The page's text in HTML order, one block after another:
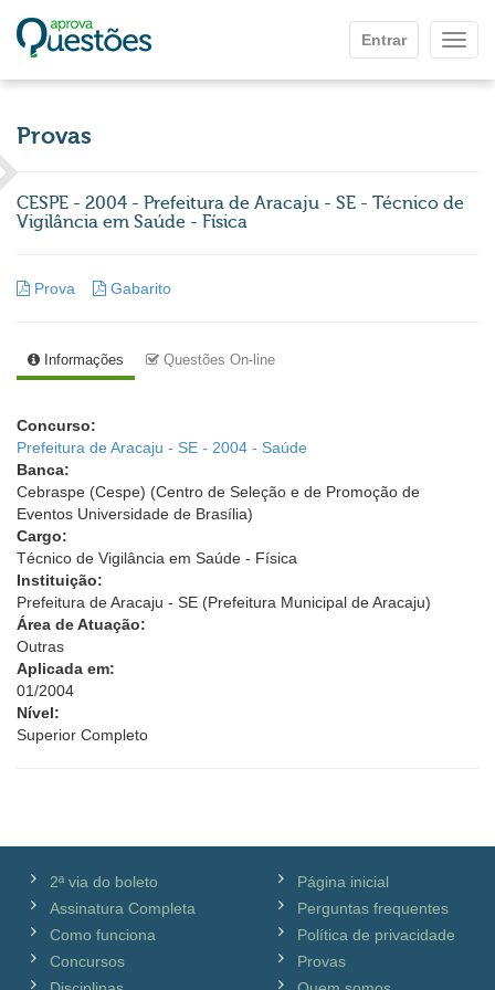
Entrar
Provas
CESPE - 2004 - Prefeitura de Aracaju - SE - Técnico de
Vigilância em Saúde - Física
Prova Gabarito
Informações Questões On-line
Concurso:
Prefeitura de Aracaju - SE - 2004 - Saúde
Banca:
Cebraspe (Cespe) (Centro de Seleção e de Promoção de
Eventos Universidade de Brasília)
Cargo:
Técnico de Vigilância em Saúde - Física
Instituição:
Prefeitura de Aracaju - SE (Prefeitura Municipal de Aracaju)
Área de Atuação:
Outras
Aplicada em:
01/2004
Nível:
Superior Completo
2ª via do boleto
Assinatura Completa
Como funciona
Concursos
Página inicial
Perguntas frequentes
Política de privacidade
Provas